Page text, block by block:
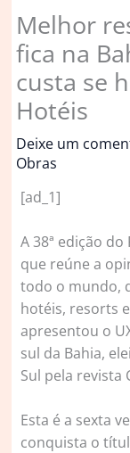
Melhor
fica na
custa se
Hotéis
Deixe um
Obras
[ad_1]
A 38ª edição
que reúne a
todo o mundo,
hotéis, resorts
apresentou o
sul da Bahia,
Sul pela revista
Esta é a sexta
conquista o